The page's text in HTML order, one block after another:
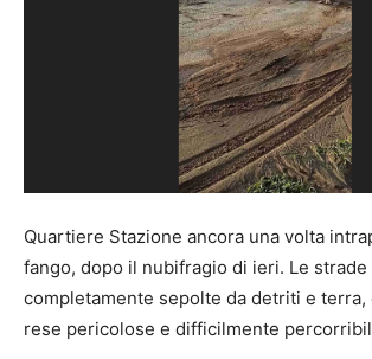
Quartiere Stazione ancora una volta
fango, dopo il nubifragio di ieri. Le strade
completamente sepolte da detriti e terra,
rese pericolose e difficilmente